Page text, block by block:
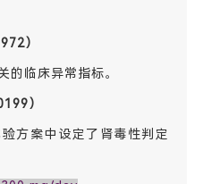
）
的临床异常指标。
）
方案中设定了肾毒性判定